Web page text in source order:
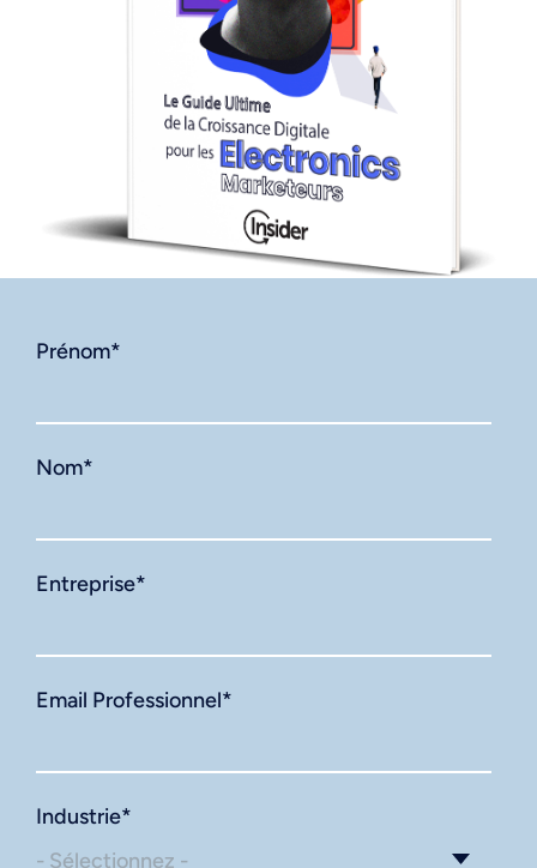
Prénom*
Nom*
Entreprise*
Email Professionnel*
Industrie*